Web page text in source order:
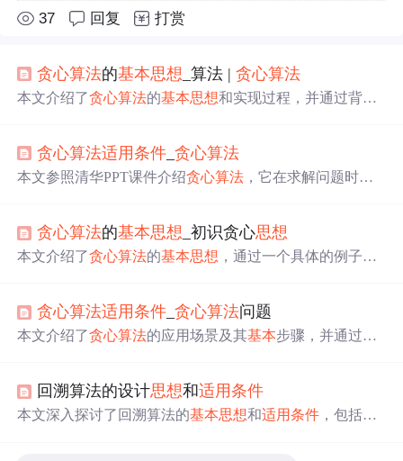
37 回复 打赏
贪心算法的基本思想 _算法 |贪心算法
本文介绍了贪心算法的基本思想和实现过程，并通过背包
贪心算法适用条件 _贪心算法
本文参照清华PPT课件介绍贪心算法 ，它在求解问题时总
心算法基本要素，对比了与动态规划差异，分析0 - 1背包
和背包问题，最后说明其适用范围。
贪心算法的基本思想 _初识贪心思想
本文介绍了贪心算法的基本思想 ，通过一个具体的例子展
部最优解达到全局最优。此外，文章提供了详细的解题步
骤和代码实现，帮助读者深入理解贪心算法的应用。
贪心算法适用条件 _贪心算法问题
本文介绍了贪心算法的应用场景及其基本步骤，并通过汽
回溯算法的设计思想和适用条件
本文深入探讨了回溯算法的基本思想和适用条件 ，包括它